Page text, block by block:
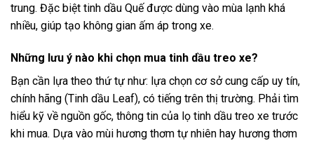
trung. Đặc biệt tinh dầu Quế được dùng vào mùa lạnh khá
nhiều, giúp tạo không gian ấm áp trong xe.
Những lưu ý nào khi chọn mua tinh dầu treo xe?
Bạn cần lựa theo thứ tự như: lựa chọn cơ sở cung cấp uy tín,
chính hãng (Tinh dầu Leaf), có tiếng trên thị trường. Phải tìm
hiểu kỹ về nguồn gốc, thông tin của lọ tinh dầu treo xe trước
khi mua. Dựa vào mùi hương thơm tự nhiên hay hương thơm